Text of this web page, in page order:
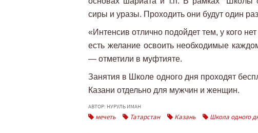
сиры и уразы. Проходить они будут один
«Интенсив отлично подойдет тем, у кого
есть желание освоить необходимые
— отметили в муфтияте.
Занятия в Школе одного дня проходят
Казани отдельно для мужчин и женщин.
АВТОР: НУРУЛЬ ИМАН
мечеть Татарстан Казань Школа одного